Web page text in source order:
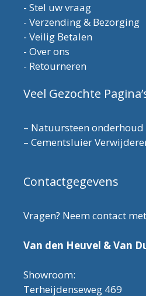
- Stel uw vraag
- Verzending & Bezorging
- Veilig Betalen
- Over ons
- Retourneren
Veel Gezochte
– Natuursteen onderhoud
– Cementsluier
Contactgegevens
Vragen? Neem contact
Van den Heuvel & Van
Showroom:
Terheijdenseweg 469